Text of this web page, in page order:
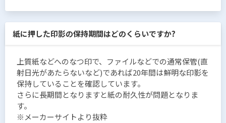
紙に押した印影の保持期間はどのくらいですか?
上質紙などへのなつ印で、ファイルなどでの通常保管(直
射日光があたらないなど)であれば20年間は鮮明な印影を
保持していることを確認しています。
さらに長期間となりますと紙の耐久性が問題となりま
す。
※メーカーサイトより抜粋